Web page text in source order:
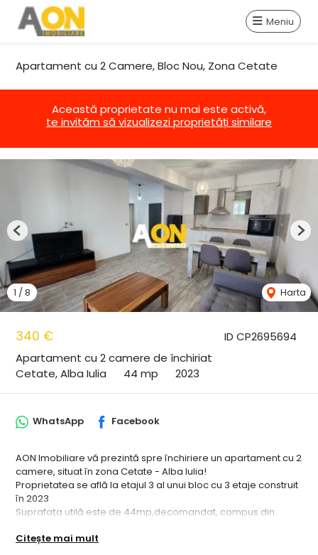
Meniu
Apartament cu 2 Camere, Bloc Nou, Zona Cetate
Această proprietate nu mai este activă,
te invităm să vizualizezi proprietăți similare
ID CP2695694
340 €
Apartament cu 2 camere de închiriat
Cetate, Alba Iulia
44 mp 2023
1 / 8 Harta
Previous
WhatsApp Facebook
AON Imobiliare vă prezintă spre închiriere un apartament cu 2
camere, situat în zona Cetate - Alba Iulia!
Proprietatea se află la etajul 3 al unui bloc cu 3 etaje construit
în 2023
Suprafața utilă este de 44mp,decomandat, compus din:
- Living cu bucătărie și acces la balcon
Citește mai mult